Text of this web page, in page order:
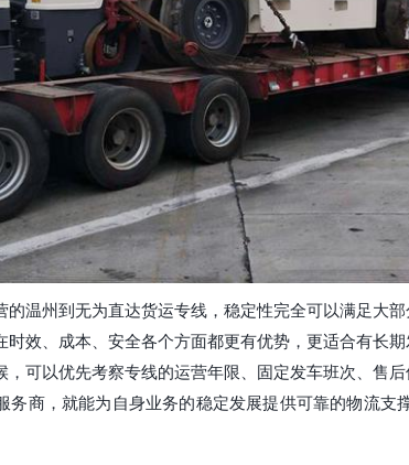
的温州到无为直达货运专线，稳定性完全可以满足大
时效、成本、安全各个方面都更有优势，更适合有长
，可以优先考察专线的运营年限、固定发车班次、售
务商，就能为自身业务的稳定发展提供可靠的物流支